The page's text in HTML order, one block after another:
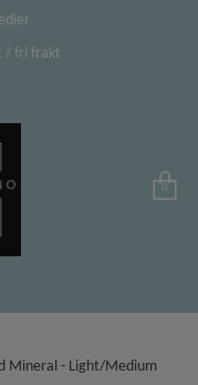
/ fri frakt
0
Mineral - Light/Medium